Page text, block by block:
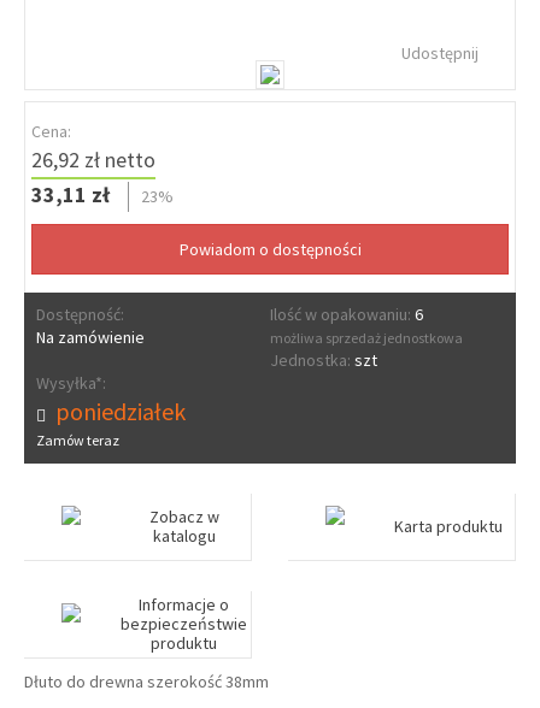
Udostępnij
Cena:
26,92 zł netto
33,11 zł
23%
Dostępność:
Na zamówienie
Ilość w opakowaniu: 6
możliwa sprzedaż jednostkowa
Jednostka: szt
Wysyłka*:
poniedziałek
Zamów teraz
Zobacz w
katalogu
Karta produktu
Informacje o
bezpieczeństwie
produktu
Dłuto do drewna szerokość 38mm